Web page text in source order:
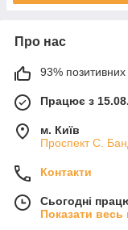
Про нас
93% позитивних
Працює з
м. Київ
Проспект С.
Контакти
Сьогодні
Показати весь